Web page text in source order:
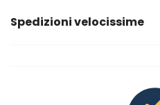
Spedizioni velocissime